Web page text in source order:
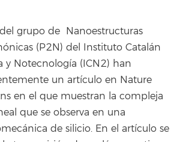
grupo de Nanoestructuras
(P2N) del Instituto Catalán
y Notecnología (ICN2) han
un artículo en Nature
en el que muestran la compleja
que se observa en una
de silicio. En el artículo se